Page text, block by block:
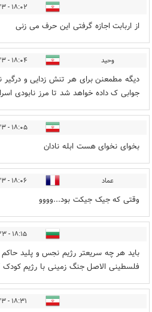
۱۸:۰۲ - ۱۴۰۴/۰۳/۲۳
از اربابت اجازه گرفتی این حرف می زنی
وحید ۱۸:۰۴ - ۱۴۰۴/۰۳/۲۳
دیگه مطمعنن برای هر تنش زدایی و
جوابی ک داده خواهد شد تا مرز نابودی
۱۸:۰۵ - ۱۴۰۴/۰۳/۲۳
بخوای نخوای هست ابله نادان
عماد ۱۸:۰۶ - ۱۴۰۴/۰۳/۲۳
وقتی که جیک جیکت بود...وووو
۱۸:۱۵ - ۱۴۰۴/۰۳/۲۳
باید هر چه سریعتر رژیم نجس و پلید حاکم
فلسطینی الاصل جنگ زمینی با رژیم کودک
۱۸:۳۱ - ۱۴۰۴/۰۳/۲۳